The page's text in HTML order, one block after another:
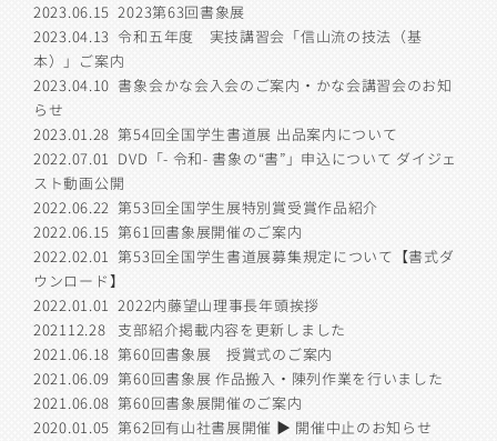
2023.06.152023第63回書象展
2023.04.13令和五年度 実技講習会「信山流の技法（基
本）」ご案内
2023.04.10 書象会かな会入会のご案内・かな会講習会のお知
らせ
2023.01.28第54回全国学生書道展 出品案内について
2022.07.01 DVD「- 令和- 書象の“書”」申込について ダイジェ
スト動画公開
2022.06.22第53回全国学生展特別賞受賞作品紹介
2022.06.15第61回書象展開催のご案内
2022.02.01第53回全国学生書道展募集規定について【書式ダ
ウンロード】
2022.01.012022内藤望山理事長年頭挨拶
202112.28 支部紹介掲載内容を更新しました
2021.06.18第60回書象展 授賞式のご案内
2021.06.09第60回書象展 作品搬入・陳列作業を行いました
2021.06.08第60回書象展開催のご案内
2020.01.05第62回有山社書展開催 ▶︎ 開催中止のお知らせ